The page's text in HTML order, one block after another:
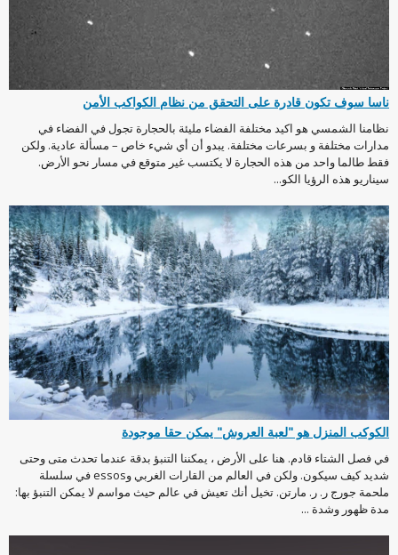
ناسا سوف تكون قادرة على التحقق من نظام الكواكب الأمن
نظامنا الشمسي هو اكيد مختلفة الفضاء مليئة بالحجارة تجول في الفضاء في
مدارات مختلفة و بسرعات مختلفة. يبدو أن أي شيء خاص – مسألة عادية. ولكن
فقط طالما واحد من هذه الحجارة لا يكتسب غير متوقع في مسار نحو الأرض.
سيناريو هذه الرؤيا الكو...
الكوكب المنزل هو "لعبة العروش" يمكن حقا موجودة
في فصل الشتاء قادم. هنا على الأرض ، يمكننا التنبؤ بدقة عندما تحدث متى وحتى
شديد كيف سيكون. ولكن في العالم من القارات الغربي وessos في سلسلة
ملحمة جورج ر. ر. مارتن. تخيل أنك تعيش في عالم حيث مواسم لا يمكن التنبؤ بها:
مدة ظهور وشدة ...